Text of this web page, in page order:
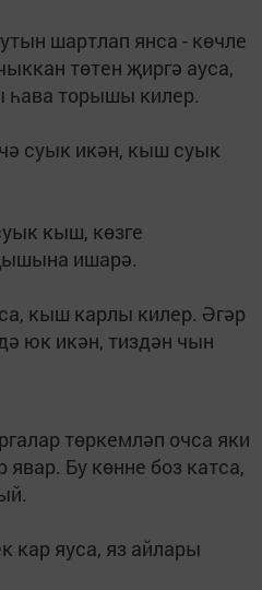
шартлап янса - көчле
төтен җиргә ауса,
торышы килер.
суык икән, кыш суык
кыш, көзге
ишарә.
кыш карлы килер. Әгәр
юк икән, тиздән чын
төркемләп очса яки
Бу көнне боз катса,
кар яуса, яз айлары